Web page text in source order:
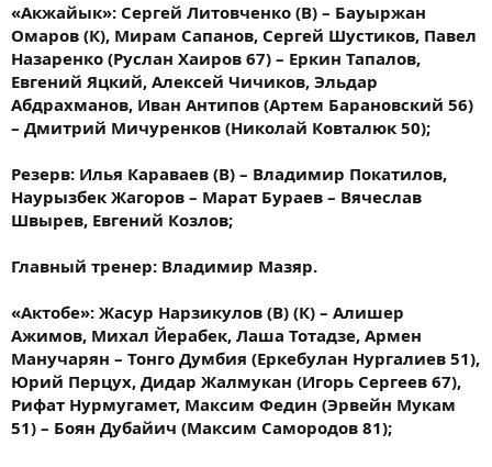
«Акжайык»: Сергей Литовченко (В) – Бауыржан
Омаров (К), Мирам Сапанов, Сергей Шустиков, Павел
Назаренко (Руслан Хаиров 67) – Еркин Тапалов,
Евгений Яцкий, Алексей Чичиков, Эльдар
Абдрахманов, Иван Антипов (Артем Барановский 56)
– Дмитрий Мичуренков (Николай Ковталюк 50);
Резерв: Илья Караваев (В) – Владимир Покатилов,
Наурызбек Жагоров – Марат Бураев – Вячеслав
Швырев, Евгений Козлов;
Главный тренер: Владимир Мазяр.
«Актобе»: Жасур Нарзикулов (В) (К) – Алишер
Ажимов, Михал Йерабек, Лаша Тотадзе, Армен
Манучарян – Тонго Думбия (Еркебулан Нургалиев 51),
Юрий Перцух, Дидар Жалмукан (Игорь Сергеев 67),
Рифат Нурмугамет, Максим Федин (Эрвейн Мукам
51) – Боян Дубайич (Максим Самородов 81);